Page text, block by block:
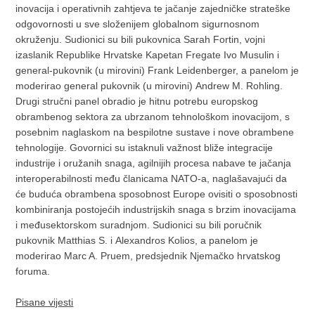
inovacija i operativnih zahtjeva te jačanje zajedničke strateške
odgovornosti u sve složenijem globalnom sigurnosnom
okruženju. Sudionici su bili pukovnica Sarah Fortin, vojni
izaslanik Republike Hrvatske Kapetan Fregate Ivo Musulin i
general-pukovnik (u mirovini) Frank Leidenberger, a panelom je
moderirao general pukovnik (u mirovini) Andrew M. Rohling.
Drugi stručni panel obradio je hitnu potrebu europskog
obrambenog sektora za ubrzanom tehnološkom inovacijom, s
posebnim naglaskom na bespilotne sustave i nove obrambene
tehnologije. Govornici su istaknuli važnost bliže integracije
industrije i oružanih snaga, agilnijih procesa nabave te jačanja
interoperabilnosti među članicama NATO-a, naglašavajući da
će buduća obrambena sposobnost Europe ovisiti o sposobnosti
kombiniranja postojećih industrijskih snaga s brzim inovacijama
i međusektorskom suradnjom. Sudionici su bili poručnik
pukovnik Matthias S. i Alexandros Kolios, a panelom je
moderirao Marc A. Pruem, predsjednik Njemačko hrvatskog
foruma.
Pisane vijesti